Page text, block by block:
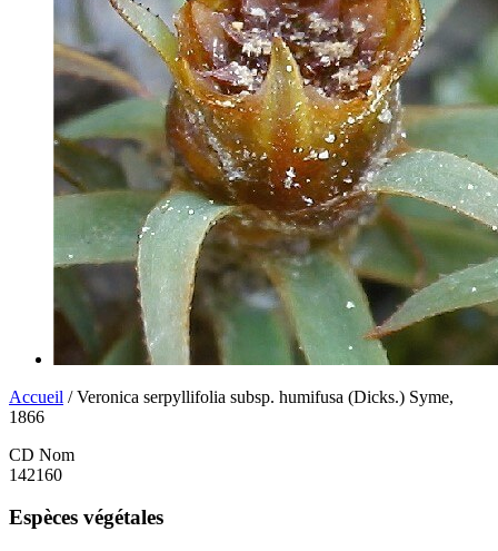
Accueil / Veronica serpyllifolia subsp. humifusa (Dicks.) Syme,
1866
CD Nom
142160
Espèces végétales